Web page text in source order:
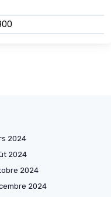
2024
2024
2024
2024